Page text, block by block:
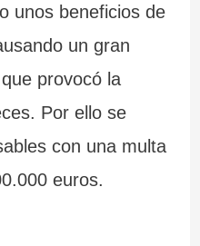
unos beneficios de
un gran
provocó la
Por ello se
con una multa
euros.